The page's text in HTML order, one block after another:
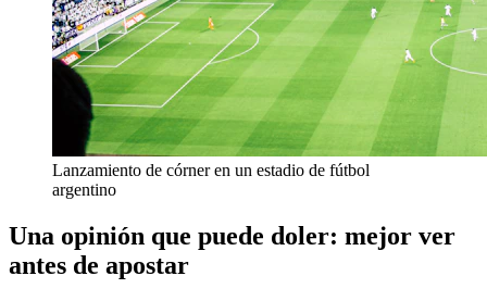
Lanzamiento de córner en un estadio de fútbol
argentino
Una opinión que puede doler: mejor ver
antes de apostar